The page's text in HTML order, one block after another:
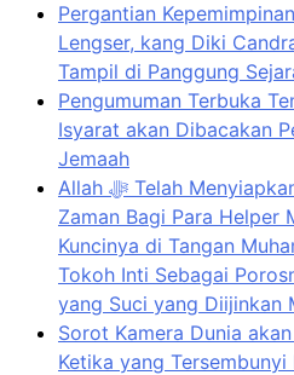
Pergantian
Lengser, kang Diki
Tampil di Panggung
Pengumuman Terbuka
Isyarat akan Dibacakan
Jemaah
Allah ﷻ Telah Menyiapkan “Gua Ashabul Kahfi” Akhir
Zaman Bagi Para Helper
Kuncinya di Tangan
Tokoh Inti Sebagai
yang Suci yang Diijinkan
Sorot Kamera Dunia
Ketika yang